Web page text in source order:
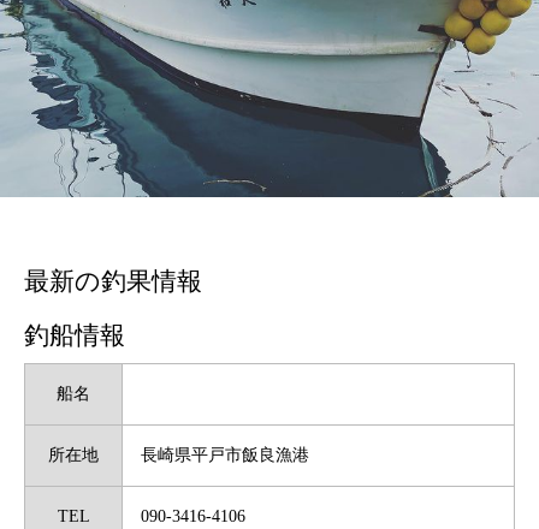
最新の釣果情報
釣船情報
船名
所在地 長崎県平戸市飯良漁港
TEL 090-3416-4106